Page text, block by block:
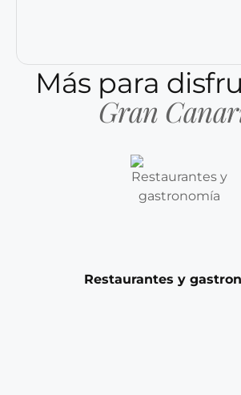
Más para
Gran
Restaurantes y